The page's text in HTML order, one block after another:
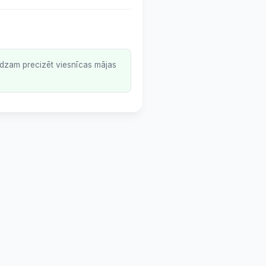
precizēt viesnīcas mājas